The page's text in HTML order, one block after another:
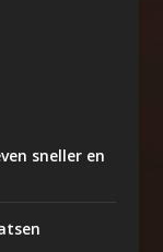
sneller en